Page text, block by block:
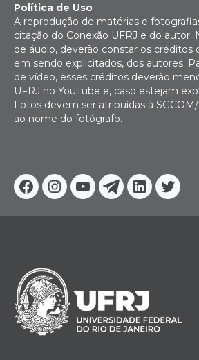
Facebook
Instagram
YoutubeTelegram
Linkedin
Política de Uso
A reprodução de matérias e
citação do Conexão UFRJ e do autor.
de áudio, deverão constar os créditos
em sendo explicitados, dos autores.
de vídeo, esses créditos deverão
UFRJ no YouTube e, caso estejam
Fotos devem ser atribuídas à
ao nome do fotógrafo.